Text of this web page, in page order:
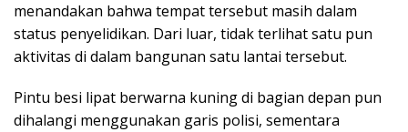
menandakan bahwa tempat tersebut masih dalam
status penyelidikan. Dari luar, tidak terlihat satu pun
aktivitas di dalam bangunan satu lantai tersebut.
Pintu besi lipat berwarna kuning di bagian depan pun
dihalangi menggunakan garis polisi, sementara